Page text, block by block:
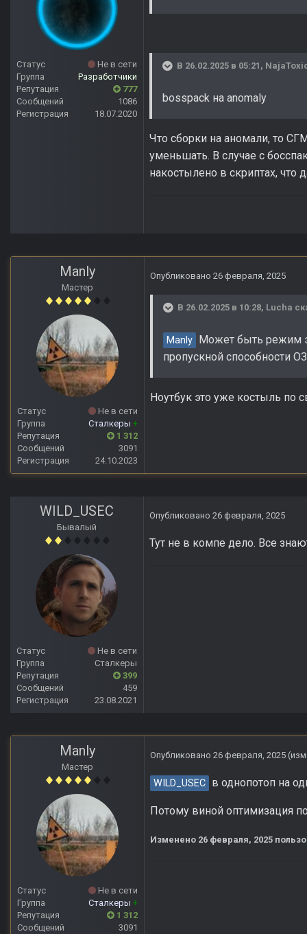
Статус
Не в сети
Группа
Разработчики
Репутация
777
Сообщений
1086
Регистрация
18.07.2020
В 26.02.2025 в 05:21,
bosspack на anomaly
Что сборки на аномали, то
уменьшать. В случае с
накостылено в скриптах, что
Manly
Мастер
Статус
Не в сети
Группа
Сталкеры +
Репутация
1 312
Сообщений
3091
Регистрация
24.10.2023
Опубликовано 26 февраля, 2025
В 26.02.2025 в 10:28, Lucha
Manly
Может быть режим
пропускной способности
Ноутбук это уже костыль по
WILD_USEC
Бывалый
Статус
Не в сети
Группа
Сталкеры
Репутация
399
Сообщений
459
Регистрация
23.08.2021
Опубликовано 26 февраля, 2025
Тут не в компе дело. Все
Manly
Мастер
Статус
Не в сети
Группа
Сталкеры +
Репутация
1 312
Сообщений
3091
Опубликовано 26 февраля, 2025
WILD_USEC в однопотоп на
Потому виной оптимизация
Изменено 26 февраля, 2025